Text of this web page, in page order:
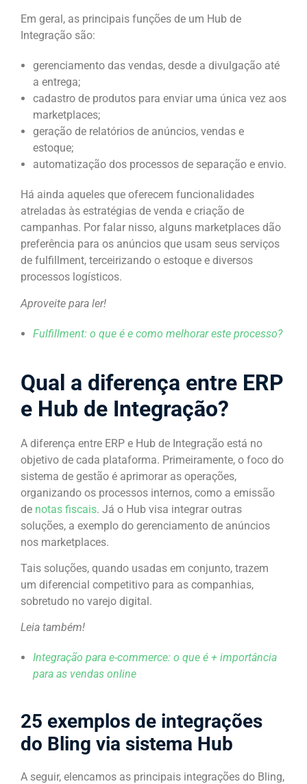
Em geral, as principais funções de um Hub de
Integração são:
gerenciamento das vendas, desde a divulgação até
a entrega;
cadastro de produtos para enviar uma única vez aos
marketplaces;
geração de relatórios de anúncios, vendas e
estoque;
automatização dos processos de separação e envio.
Há ainda aqueles que oferecem funcionalidades
atreladas às estratégias de venda e criação de
campanhas. Por falar nisso, alguns marketplaces dão
preferência para os anúncios que usam seus serviços
de fulfillment, terceirizando o estoque e diversos
processos logísticos.
Aproveite para ler!
Fulfillment: o que é e como melhorar este processo?
Qual a diferença entre ERP
e Hub de Integração?
A diferença entre ERP e Hub de Integração está no
objetivo de cada plataforma. Primeiramente, o foco do
sistema de gestão é aprimorar as operações,
organizando os processos internos, como a emissão
de notas fiscais. Já o Hub visa integrar outras
soluções, a exemplo do gerenciamento de anúncios
nos marketplaces.
Tais soluções, quando usadas em conjunto, trazem
um diferencial competitivo para as companhias,
sobretudo no varejo digital.
Leia também!
Integração para e-commerce: o que é + importância
para as vendas online
25 exemplos de integrações
do Bling via sistema Hub
A seguir, elencamos as principais integrações do Bling,